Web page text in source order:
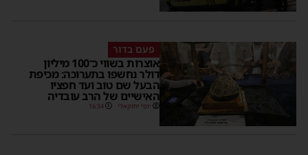
פעם בדור
אוצרות בשווי כ־100 מיליון
דולר נחשפו בתערוכה: מכיפת
הבעל שם טוב ועד חפציו
האישיים של הרב עובדיה
יוסי יחזקאלי 16:34